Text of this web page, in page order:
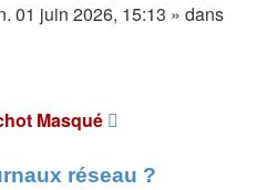
01 juin 2026, 15:13 » dans
Masqué
réseau ?